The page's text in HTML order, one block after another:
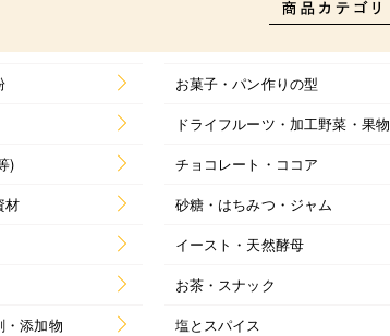
お菓子・パン作りの型
ドライフルーツ・加工野菜・果物
)
チョコレート・ココア
材
砂糖・はちみつ・ジャム
イースト・天然酵母
お茶・スナック
・添加物
塩とスパイス